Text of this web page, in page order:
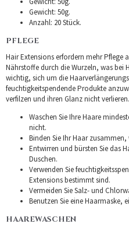
Gewicht: 50g.
Anzahl: 20 Stück.
PFLEGE
Hair Extensions erfordern mehr Pflege
Nährstoffe durch die Wurzeln, was bei
wichtig, sich um die
feuchtigkeitspendende Produkte
verfilzen und ihren Glanz nicht verlieren.
Waschen Sie Ihre Haare
nicht.
Binden Sie Ihr Haar
Entwirren und bürsten Sie das
Duschen.
Verwenden Sie
Extensions bestimmt sind.
Vermeiden Sie Salz- und
Benutzen Sie eine Haarmaske,
HAAREWASCHEN